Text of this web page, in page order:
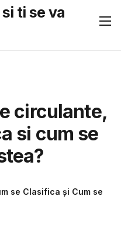
ti se va
circulante,
si cum se
se Clasifica și Cum se